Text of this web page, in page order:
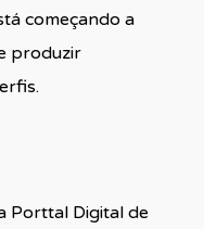
começando a
produzir
Porttal Digital de